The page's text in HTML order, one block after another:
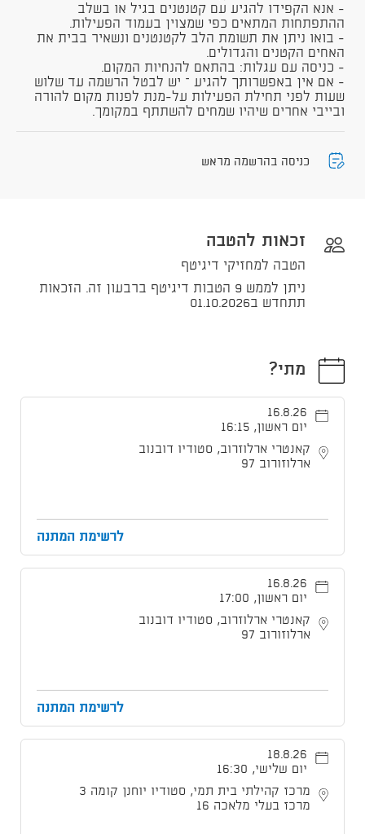
- אנא הקפידו להגיע עם קטנטנים בגיל או בשלב
ההתפתחות המתאים כפי שמצוין בעמוד הפעילות.
- בואו ניתן את תשומת הלב לקטנטנים ונשאיר בבית את
האחים הקטנים והגדולים.
- כניסה עם עגלות: בהתאם להנחיות המקום.
- אם אין באפשרותך להגיע – יש לבטל הרשמה עד שלוש
שעות לפני תחילת הפעילות על-מנת לפנות מקום להורה
ובייבי אחרים שיהיו שמחים להשתתף במקומך.
כניסה בהרשמה מראש
זכאות להטבה
הטבה למחזיקי דיגיטף
ניתן לממש 9 הטבות דיגיטף ברבעון זה. הזכאות
תתחדש ב01.10.2026
מתי?
16.8.26
יום ראשון, 16:15
קאנטרי ארלוזרוב, סטודיו דובנוב
ארלוזורוב 97
לרשימת המתנה
16.8.26
יום ראשון, 17:00
קאנטרי ארלוזרוב, סטודיו דובנוב
ארלוזורוב 97
לרשימת המתנה
18.8.26
יום שלישי, 16:30
מרכז קהילתי בית תמי, סטודיו יוחנן קומה 3
מרכז בעלי מלאכה 16